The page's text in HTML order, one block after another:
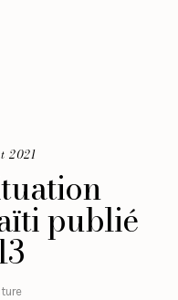
2021
publié